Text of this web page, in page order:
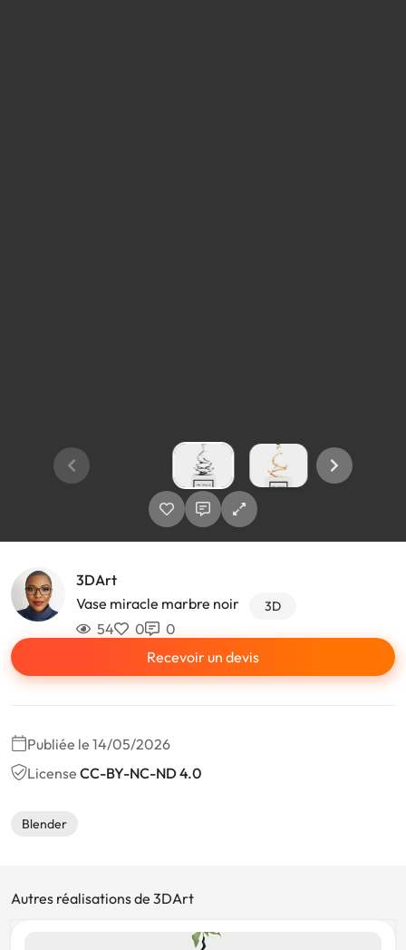
3DArt
Vase miracle marbre noir
3D
54 0
0
Recevoir un devis
Publiée le 14/05/2026
License CC-BY-NC-ND 4.0
Blender
Autres réalisations de 3DArt